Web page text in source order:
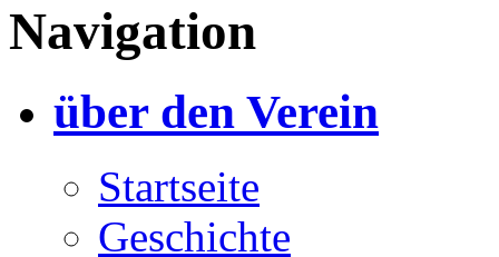
Navigation
über den Verein
Startseite
Geschichte